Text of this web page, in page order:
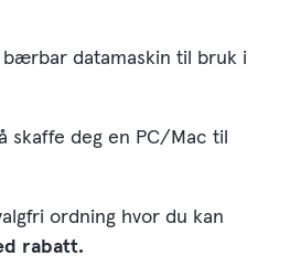
bærbar datamaskin til bruk i
skaffe deg en PC/Mac til
ordning hvor du kan
rabatt.